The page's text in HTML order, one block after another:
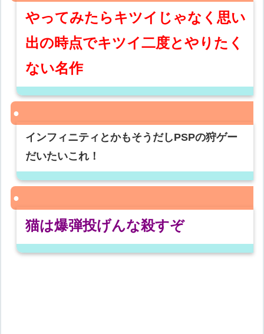
やってみたらキツイじゃなく思い
出の時点でキツイ二度とやりたく
ない名作
インフィニティとかもそうだしPSPの狩ゲー
だいたいこれ！
猫は爆弾投げんな殺すぞ